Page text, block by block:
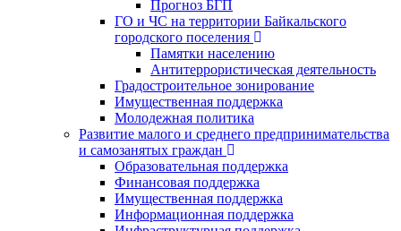
Прогноз БГП
ГО и ЧС на территории Байкальского
городского поселения
Памятки населению
Антитеррористическая деятельность
Градостроительное зонирование
Имущественная поддержка
Молодежная политика
Развитие малого и среднего предпринимательства
и самозанятых граждан
Образовательная поддержка
Финансовая поддержка
Имущественная поддержка
Информационная поддержка